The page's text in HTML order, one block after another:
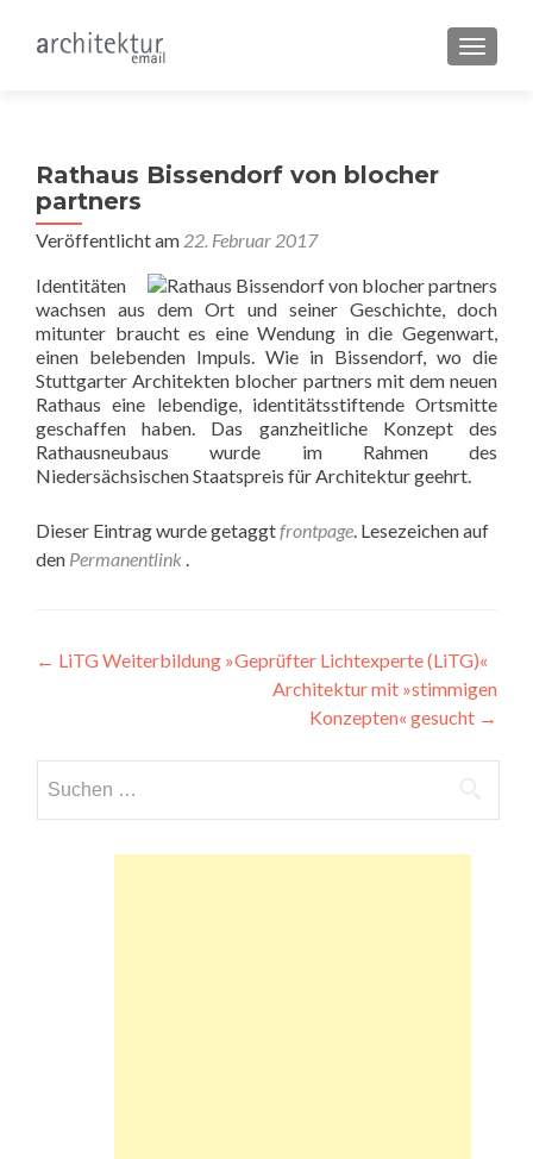
Rathaus Bissendorf von blocher
partners
Veröffentlicht am 22. Februar 2017
Identitäten
wachsen aus dem Ort und seiner Geschichte, doch
mitunter braucht es eine Wendung in die Gegenwart,
einen belebenden Impuls. Wie in Bissendorf, wo die
Stuttgarter Architekten blocher partners mit dem neuen
Rathaus eine lebendige, identitätsstiftende Ortsmitte
geschaffen haben. Das ganzheitliche Konzept des
Rathausneubaus wurde im Rahmen des
Niedersächsischen Staatspreis für Architektur geehrt.
Dieser Eintrag wurde getaggtfrontpage. Lesezeichen auf
den Permanentlink .
Beitragsnavigation
← LiTG Weiterbildung »Geprüfter Lichtexperte (LiTG)«
Architektur mit »stimmigen
Konzepten« gesucht →
nach: